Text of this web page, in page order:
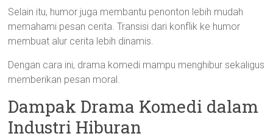
Selain itu, humor juga membantu penonton lebih mudah
memahami pesan cerita. Transisi dari konflik ke humor
membuat alur cerita lebih dinamis.
Dengan cara ini, drama komedi mampu menghibur sekaligus
memberikan pesan moral.
Dampak Drama Komedi dalam
Industri Hiburan